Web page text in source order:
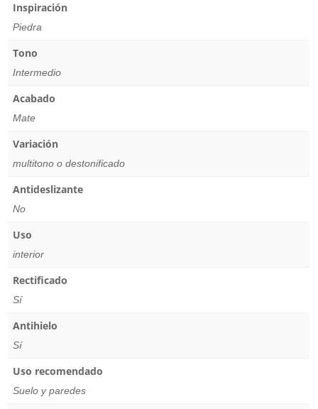
Inspiración
Piedra
Tono
Intermedio
Acabado
Mate
Variación
multitono o destonificado
Antideslizante
No
Uso
interior
Rectificado
Sí
Antihielo
Sí
Uso recomendado
Suelo y paredes